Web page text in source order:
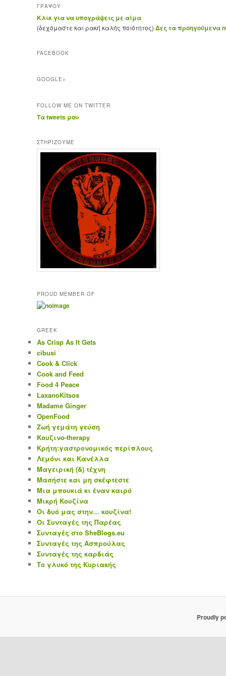
ΓΡΑΨΟΥ
Κλικ για να υπογράψεις με αίμα
(δεχόμαστε και ρακή καλής ποιότητος) Δες τα προηγούμενα
FACEBOOK
GOOGLE+
FOLLOW ME ON TWITTER
Τα tweets μου
ΣΤΗΡΊΖΟΥΜΕ
PROUD MEMBER OF
GREEK
As Crisp As It Gets
cibusi
Cook & Click
Cook and Feed
Food 4 Peace
LaxanoKitsos
Madame Ginger
OpenFood
Ζωή γεμάτη γεύση
Κουζινο-therapy
Κρήτη:γαστρονομικός περίπλους
Λεμόνι και Κανέλλα
Μαγειρική (&) τέχνη
Μασήστε και μη σκέφτεστε
Μια μπουκιά κι έναν καιρό
Μικρή Κουζίνα
Οι δυό μας στην… κουζίνα!
Οι Συνταγές της Παρέας
Συνταγές στο SheBlogs.eu
Συνταγές της Ασπρούλας
Συνταγές της καρδιάς
Το γλυκό της Κυριακής
Proudly